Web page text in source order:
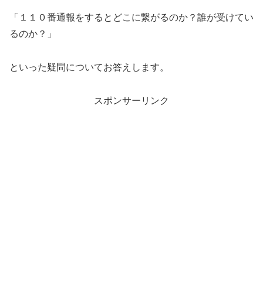
「１１０番通報をするとどこに繋がるのか？誰が受けてい
るのか？」
といった疑問についてお答えします。
スポンサーリンク